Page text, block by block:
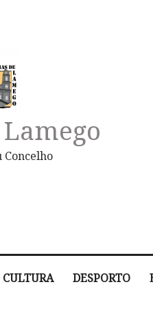
Concelho
CULTURA DESPORTO